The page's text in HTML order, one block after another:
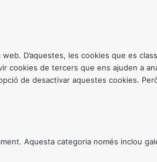
D’aquestes, les cookies que es
cookies de tercers que ens ajuden a
de desactivar aquestes cookies.
Aquesta categoria només inclou